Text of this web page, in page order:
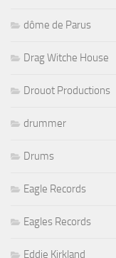
dôme de Parus
Drag Witche House
Drouot Productions
drummer
Drums
Eagle Records
Eagles Records
Eddie Kirkland